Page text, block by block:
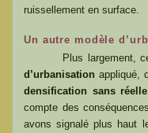
ruissellement en surface.
Un autre modèle
Plus largement, ce
d’urbanisation appliqué,
densification sans
compte des
avons signalé plus haut